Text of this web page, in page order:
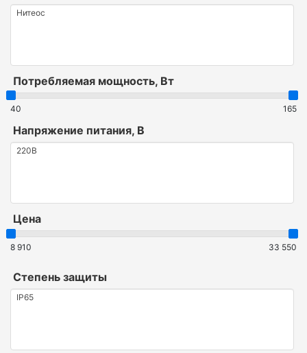
Потребляемая мощность, Вт
40 165
Напряжение питания, В
Цена
8 910 33 550
Степень защиты